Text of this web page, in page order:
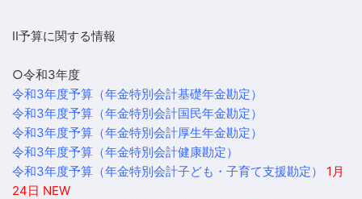
II予算に関する情報
○令和3年度
令和3年度予算（年金特別会計基礎年金勘定）
令和3年度予算（年金特別会計国民年金勘定）
令和3年度予算（年金特別会計厚生年金勘定）
令和3年度予算（年金特別会計健康勘定）
令和3年度予算（年金特別会計子ども・子育て支援勘定）
1月
24日 NEW